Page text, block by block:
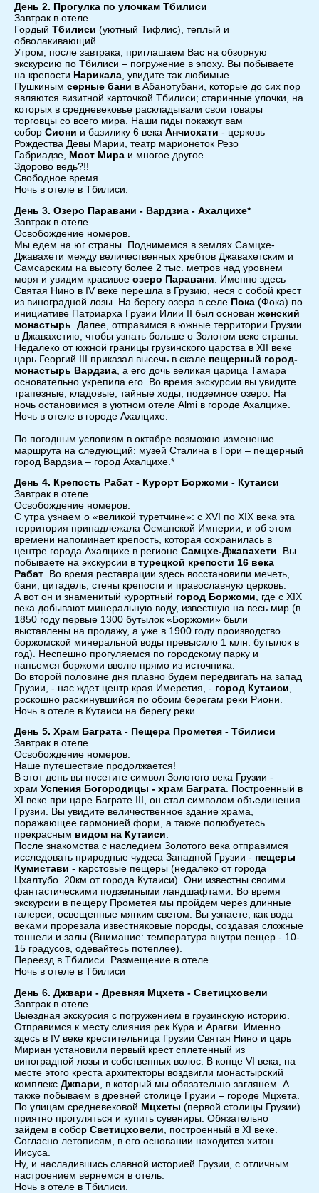
День 2. Прогулка по улочкам Тбилиси
Завтрак в отеле.
Гордый Тбилиси (уютный Тифлис), теплый и
обволакивающий.
Утром, после завтрака, приглашаем Вас на обзорную
экскурсию по Тбилиси – погружение в эпоху. Вы побываете
на крепости Нарикала, увидите так любимые
Пушкиным серные бани в Абанотубани, которые до сих пор
являются визитной карточкой Тбилиси; старинные улочки, на
которых в средневековье раскладывали свои товары
торговцы со всего мира. Наши гиды покажут вам
собор Сиони и базилику 6 века Анчисхати - церковь
Рождества Девы Марии, театр марионеток Резо
Габриадзе, Мост Мира и многое другое.
Здорово ведь?!!
Свободное время.
Ночь в отеле в Тбилиси.
День 3. Озеро Паравани - Вардзиа - Ахалцихе*
Завтрак в отеле.
Освобождение номеров.
Мы едем на юг страны. Поднимемся в землях Самцхе-
Джавахети между величественных хребтов Джавахетским и
Самсарским на высоту более 2 тыс. метров над уровнем
моря и увидим красивое озеро Паравани . Именно здесь
Святая Нино в IV веке перешла в Грузию, неся с собой крест
из виноградной лозы. На берегу озера в селе Пока (Фока) по
инициативе Патриарха Грузии Илии II был основан женский
монастырь . Далее, отправимся в южные территории Грузии
в Джавахетию, чтобы узнать больше о Золотом веке страны.
Недалеко от южной границы грузинского царства в XII веке
царь Георгий III приказал высечь в скале пещерный город-
монастырь Вардзиа , а его дочь великая царица Тамара
основательно укрепила его. Во время экскурсии вы увидите
трапезные, кладовые, тайные ходы, подземное озеро. На
ночь остановимся в уютном отеле Almi в городе Ахалцихе.
Ночь в отеле в городе Ахалцихе.
По погодным условиям в октябре возможно изменение
маршрута на следующий: музей Сталина в Гори – пещерный
город Вардзиа – город Ахалцихе.*
День 4. Крепость Рабат - Курорт Боржоми - Кутаиси
Завтрак в отеле.
Освобождение номеров.
С утра узнаем о «великой туретчине»: с XVI по XIX века эта
территория принадлежала Османской Империи, и об этом
времени напоминает крепость, которая сохранилась в
центре города Ахалцихе в регионе Самцхе-Джавахети . Вы
побываете на экскурсии в турецкой крепости 16 века
Рабат . Во время реставрации здесь восстановили мечеть,
бани, цитадель, стены крепости и православную церковь.
А вот он и знаменитый курортный город Боржоми , где с XIX
века добывают минеральную воду, известную на весь мир (в
1850 году первые 1300 бутылок «Боржоми» были
выставлены на продажу, а уже в 1900 году производство
боржомской минеральной воды превысило 1 млн. бутылок в
год). Неспешно прогуляемся по городскому парку и
напьемся боржоми вволю прямо из источника.
Во второй половине дня плавно будем передвигать на запад
Грузии, - нас ждет центр края Имеретия, - город Кутаиси
роскошно раскинувшийся по обоим берегам реки Риони.
Ночь в отеле в Кутаиси на берегу реки.
День 5. Храм Баграта - Пещера Прометея - Тбилиси
Завтрак в отеле.
Освобождение номеров.
Наше путешествие продолжается!
В этот день вы посетите символ Золотого века Грузии -
храм Успения Богородицы - храм Баграта. Построенный в
XI веке при царе Баграте III, он стал символом объединения
Грузии. Вы увидите величественное здание храма,
поражающее гармонией форм, а также полюбуетесь
прекрасным видом на Кутаиси.
После знакомства с наследием Золотого века отправимся
исследовать природные чудеса Западной Грузии - пещеры
Кумистави - карстовые пещеры (недалеко от города
Цхалтубо. 20км от города Кутаиси). Они известны своими
фантастическими подземными ландшафтами. Во время
экскурсии в пещеру Прометея мы пройдем через длинные
галереи, освещенные мягким светом. Вы узнаете, как вода
веками прорезала известняковые породы, создавая сложные
тоннели и залы (Внимание: температура внутри пещер - 10-
15 градусов, одевайтесь потеплее).
Переезд в Тбилиси. Размещение в отеле.
Ночь в отеле в Тбилиси
День 6. Джвари - Древняя Мцхета - Светицховели
Завтрак в отеле.
Выездная экскурсия с погружением в грузинскую историю.
Отправимся к месту слияния рек Кура и Арагви. Именно
здесь в IV веке крестительница Грузии Святая Нино и царь
Мириан установили первый крест сплетенный из
виноградной лозы и собственных волос. В конце VI века, на
месте этого креста архитекторы воздвигли монастырский
комплекс Джвари , в который мы обязательно заглянем. А
также побываем в древней столице Грузии – городе Мцхета.
По улицам средневековой Мцхеты (первой столицы Грузии)
приятно прогуляться и купить сувениры. Обязательно
зайдем в собор Светицховели , построенный в XI веке.
Согласно летописям, в его основании находится хитон
Иисуса.
Ну, и насладившись славной историей Грузии, с отличным
настроением вернемся в отель.
Ночь в отеле в Тбилиси.